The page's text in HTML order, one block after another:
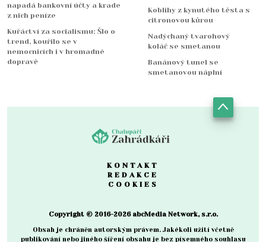
napadá bankovní účty a krade
z nich peníze
Kuřáctví za socialismu: Šlo o
trend, kouřilo se v
nemocnicích i v hromadné
dopravě
Koblihy z kynutého těsta s
citronovou kůrou
Nadýchaný tvarohový
koláč se smetanou
Banánový tunel se
smetanovou náplní
KONTAKT
REDAKCE
COOKIES
Copyright © 2016-2026 abcMedia Network, s.r.o.
Obsah je chráněn autorským právem. Jakékoli užití včetně
publikování nebo jiného šíření obsahu je bez písemného souhlasu